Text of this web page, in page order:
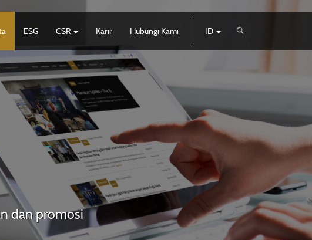
ESG CSR Karir Hubungi Kami ID
dan promosi